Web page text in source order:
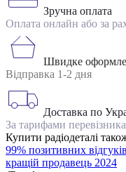
Зручна оплата
Оплата онлайн або за
Швидке
Відправка 1-2 дня
Доставка по
За тарифами перевізника
Купити радіодеталі
99% позитивних відгуків
кращій продавець 2024